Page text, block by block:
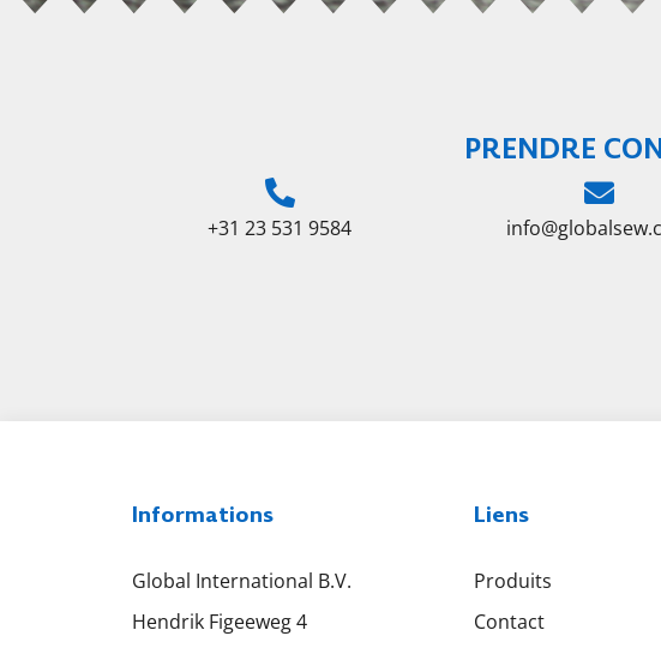
PRENDRE
+31 23 531 9584
Informations
Global International B.V.
Hendrik Figeeweg 4
Liens
Produits
Contact